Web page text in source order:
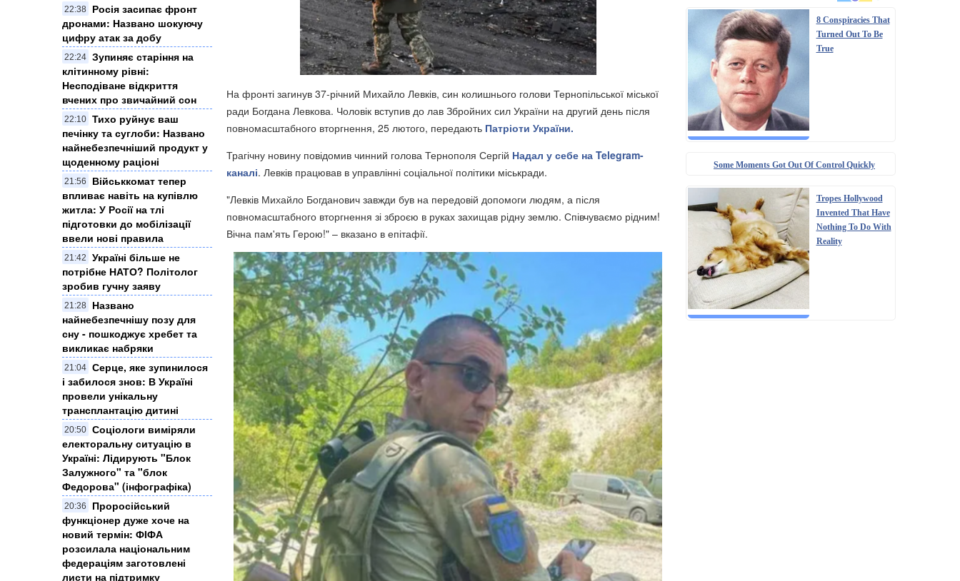
22:38
Росія засипає фронт
дронами: Названо шокуючу
цифру атак за добу
22:24 Зупиняє старіння на
клітинному рівні:
Несподіване відкриття
вчених про звичайний сон
22:10 Тихо руйнує ваш
печінку та суглоби: Названо
найнебезпечніший продукт у
щоденному раціоні
21:56
Військкомат тепер
впливає навіть на купівлю
житла: У Росії на тлі
підготовки до мобілізації
ввели нові правила
21:42
Україні більше не
потрібне НАТО? Політолог
зробив гучну заяву
21:28
Названо
найнебезпечнішу позу для
сну - пошкоджує хребет та
викликає набряки
21:04 Серце, яке зупинилося
і забилося знов: В Україні
провели унікальну
трансплантацію дитині
20:50 Соціологи виміряли
електоральну ситуацію в
Україні: ​Лідирують "Блок
Залужного" та "блок
Федорова" (інфографіка)
20:36
Проросійський
функціонер дуже хоче на
новий термін: ФІФА
розсилала національним
федераціям заготовлені
листи на підтримку
На фронті загинув 37-річний Михайло Левків, син колишнього голови Тернопільської міської
ради Богдана Левкова. Чоловік вступив до лав Збройних сил України на другий день після
повномасштабного вторгнення, 25 лютого, передають Патріоти України.
Трагічну новину повідомив чинний голова Тернополя Сергій Надал у себе на Telegram-
каналі. Левків працював в управлінні соціальної політики міськради.
"Левків Михайло Богданович завжди був на передовій допомоги людям, а після
повномасштабного вторгнення зі зброєю в руках захищав рідну землю. Співчуваємо рідним!
Вічна пам'ять Герою!" – вказано в епітафії.
8 Conspiracies That
Turned Out To Be
True
Some Moments Got Out Of Control Quickly
Tropes Hollywood
Invented That Have
Nothing To Do With
Reality